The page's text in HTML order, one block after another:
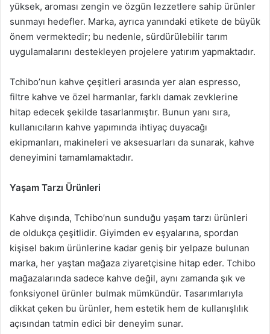
yüksek, aroması zengin ve özgün lezzetlere sahip ürünler
sunmayı hedefler. Marka, ayrıca yanındaki etikete de büyük
önem vermektedir; bu nedenle, sürdürülebilir tarım
uygulamalarını destekleyen projelere yatırım yapmaktadır.
Tchibo’nun kahve çeşitleri arasında yer alan espresso,
filtre kahve ve özel harmanlar, farklı damak zevklerine
hitap edecek şekilde tasarlanmıştır. Bunun yanı sıra,
kullanıcıların kahve yapımında ihtiyaç duyacağı
ekipmanları, makineleri ve aksesuarları da sunarak, kahve
deneyimini tamamlamaktadır.
Yaşam Tarzı Ürünleri
Kahve dışında, Tchibo’nun sunduğu yaşam tarzı ürünleri
de oldukça çeşitlidir. Giyimden ev eşyalarına, spordan
kişisel bakım ürünlerine kadar geniş bir yelpaze bulunan
marka, her yaştan mağaza ziyaretçisine hitap eder. Tchibo
mağazalarında sadece kahve değil, aynı zamanda şık ve
fonksiyonel ürünler bulmak mümkündür. Tasarımlarıyla
dikkat çeken bu ürünler, hem estetik hem de kullanışlılık
açısından tatmin edici bir deneyim sunar.